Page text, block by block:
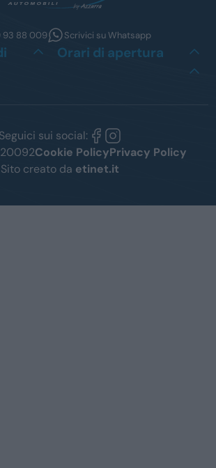
93 88 009 Scrivici su Whatsapp
Orari di apertura
Seguici sui social:
Cookie PolicyPrivacy Policy
Sito creato da etinet.it